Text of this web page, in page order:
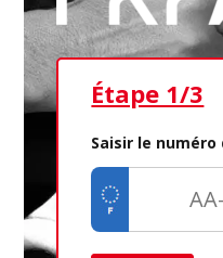
Étape 1/3
Saisir le